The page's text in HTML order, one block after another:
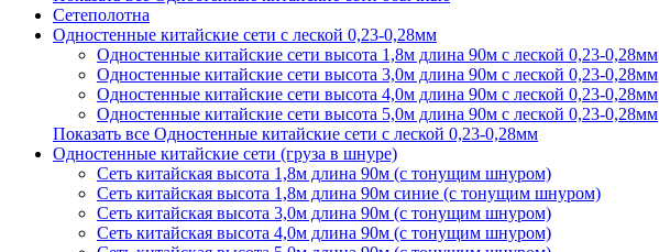
Сетеполотна
Одностенные китайские сети с леской 0,23-0,28мм
Одностенные китайские сети высота 1,8м длина 90м с леской 0,23-0,28мм
Одностенные китайские сети высота 3,0м длина 90м с леской 0,23-0,28мм
Одностенные китайские сети высота 4,0м длина 90м с леской 0,23-0,28мм
Одностенные китайские сети высота 5,0м длина 90м с леской 0,23-0,28мм
Показать все Одностенные китайские сети с леской 0,23-0,28мм
Одностенные китайские сети (груза в шнуре)
Сеть китайская высота 1,8м длина 90м (с тонущим шнуром)
Сеть китайская высота 1,8м длина 90м синие (с тонущим шнуром)
Сеть китайская высота 3,0м длина 90м (с тонущим шнуром)
Сеть китайская высота 4,0м длина 90м (с тонущим шнуром)